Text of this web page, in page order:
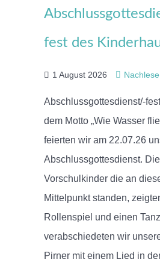
fest des
1 August 2026
Abschlussgottesdienst/-
dem Motto „Wie Wasser
feierten wir am 22.07.26
Abschlussgottesdienst. Die
Vorschulkinder die an
Mittelpunkt standen,
Rollenspiel und einen
verabschiedeten wir
Pirner mit einem Lied in